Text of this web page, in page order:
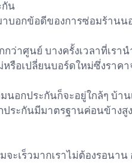
กัน
าบอกข้อดีของการซ่อมร้านน
ว่าศูนย์ บางครั้งเวลาที่เรา
หรือเปลี่ยนบอร์ดใหม่ซึ่งราคา
อกประกันก็จะอยู่ใกล้ๆ บ้าน
ระกันมีมาตรฐานค่อนข้างสู
ะเร็วมากเราไม่ต้องรอนาน